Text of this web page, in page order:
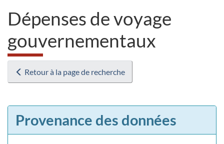
Dépenses de voyage
gouvernementaux
Retour à la page de recherche
Provenance des données